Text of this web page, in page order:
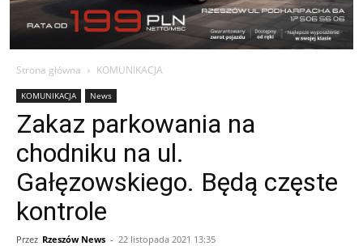
Strona główna KOMUNIKACJA
KOMUNIKACJA News
Zakaz parkowania na
chodniku na ul.
Gałęzowskiego. Będą częste
kontrole
Przez Rzeszów News - 22 listopada 2021 13:35